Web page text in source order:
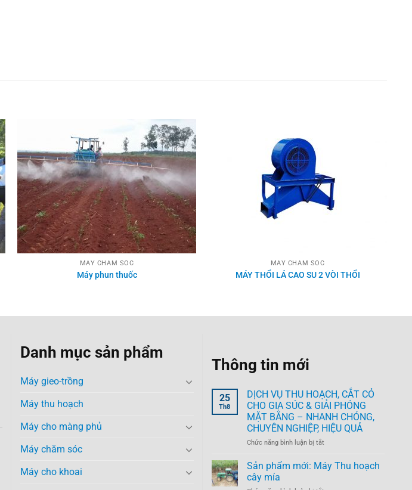
Add to
Wishlist
MÁY CHĂM SÓC
Máy phun thuốc
MÁY CHĂM SÓC
MÁY THỔI LÁ CAO SU 2 VÒI THỔI
Danh mục sản phẩm
Máy gieo-trồng
Máy thu hoạch
Máy cho màng phủ
Máy chăm sóc
Máy cho khoai
Thông tin mới
25
Th8
DỊCH VỤ THU HOẠCH, CẮT CỎ
CHO GIA SÚC & GIẢI PHÓNG
MẶT BẰNG – NHANH CHÓNG,
CHUYÊN NGHIỆP, HIỆU QUẢ
Chức năng bình luận bị tắtở
VỤ
THU
Sản phẩm mới: Máy Thu hoạch
cây mía